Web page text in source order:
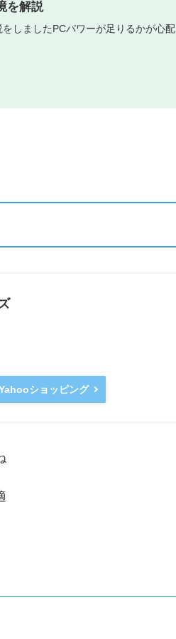
を解説
しましたPCパワーが足りるかが心配
ショッピング